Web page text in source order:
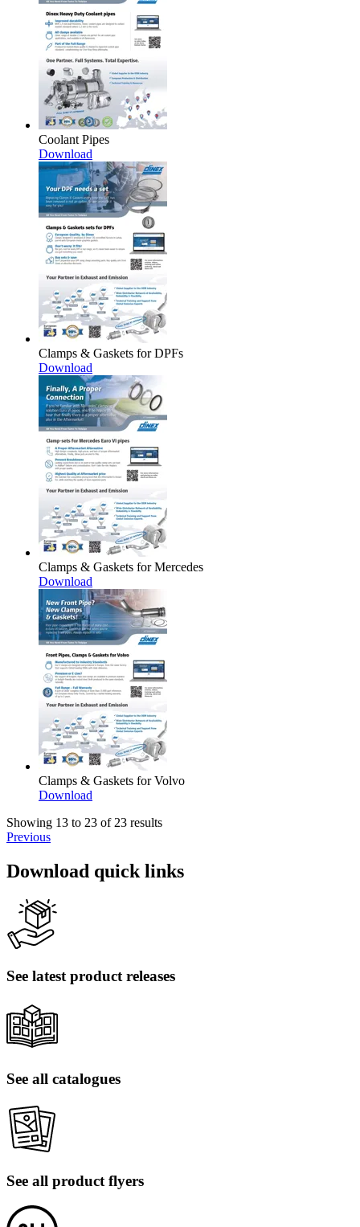
Coolant Pipes
Download
Clamps & Gaskets for DPFs
Download
Clamps & Gaskets for Mercedes
Download
Clamps & Gaskets for Volvo
Download
Showing 13 to 23 of 23 results
Previous
Download quick links
See latest product releases
See all catalogues
See all product flyers